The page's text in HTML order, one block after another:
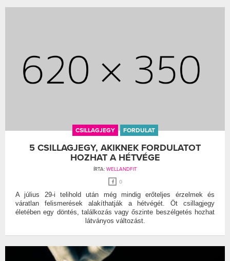
CSILLAGJEGY FORDULAT
5 CSILLAGJEGY, AKIKNEK FORDULATOT
HOZHAT A HÉTVÉGE
ÍRTA: WELLANDFIT
0
A július 29-i telihold után még mindig erőteljes érzelmek és
váratlan felismerések alakíthatják a hétvégét. Öt csillagjegy
életében egy döntés, találkozás vagy őszinte beszélgetés hozhat
látványos változást.